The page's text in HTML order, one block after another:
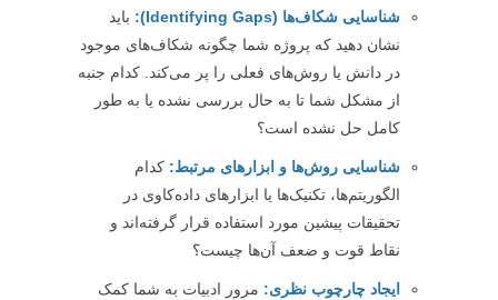
شناسایی شکاف‌ها (Identifying Gaps):
باید
نشان دهید که پروژه شما چگونه شکاف‌های موجود
در دانش یا روش‌های فعلی را پر می‌کند. کدام جنبه
از مشکل شما تا به حال بررسی نشده یا به طور
کامل حل نشده است؟
شناسایی روش‌ها و ابزارهای مرتبط:کدام
الگوریتم‌ها، تکنیک‌ها یا ابزارهای داده‌کاوی در
تحقیقات پیشین مورد استفاده قرار گرفته‌اند و
نقاط قوت و ضعف آن‌ها چیست؟
ایجاد چارچوب نظری:مرور ادبیات به شما کمک